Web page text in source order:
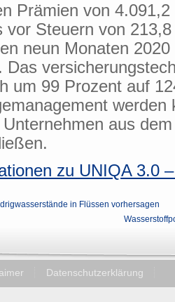
Prämien von
vor Steuern von
neun Monaten
Das
um 99 Prozent auf
werden
aus
zu UNIQA 3.0
in Flüssen vorhersagen
Datenschutzerklärung